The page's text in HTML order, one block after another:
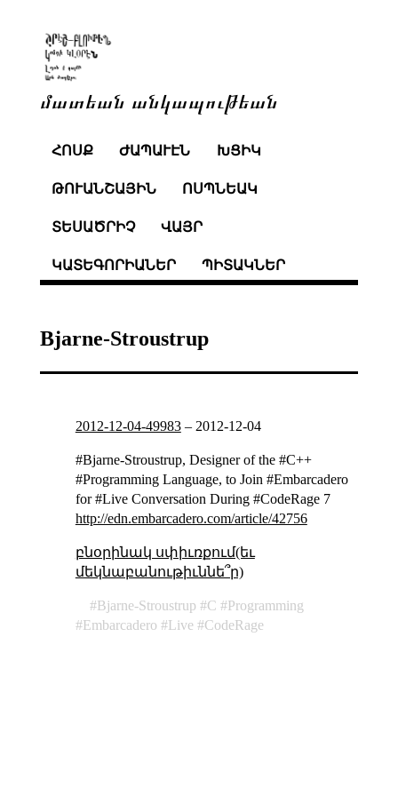
մատեան անկապութեան
ՀՈՍՔ ԺԱՊԱՒԷՆ ԽՑԻԿ
ԹՈՒԱՆՇԱՅԻՆ ՈՍՊՆԵԱԿ
ՏԵՍԱԾՐԻՉ ՎԱՅՐ
ԿԱՏԵԳՈՐԻԱՆԵՐ ՊԻՏԱԿՆԵՐ
Bjarne-Stroustrup
2012-12-04-49983– 2012-12-04
#Bjarne-Stroustrup, Designer of the #C++
#Programming Language, to Join #Embarcadero
for #Live Conversation During #CodeRage 7
http://edn.embarcadero.com/article/42756
բնօրինակ սփիւռքում(եւ
մեկնաբանութիւննե՞ր)
Bjarne-Stroustrup C
Programming
Embarcadero
Live CodeRage